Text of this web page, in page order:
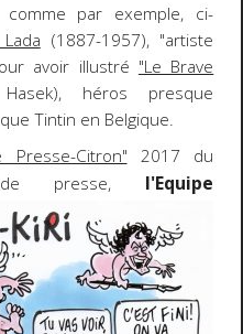
comme par exemple, ci-
(1887-1957), "artiste
avoir illustré "Le Brave
héros presque
Tintin en Belgique.
Presse-Citron" 2017 du
de presse, l'Equipe